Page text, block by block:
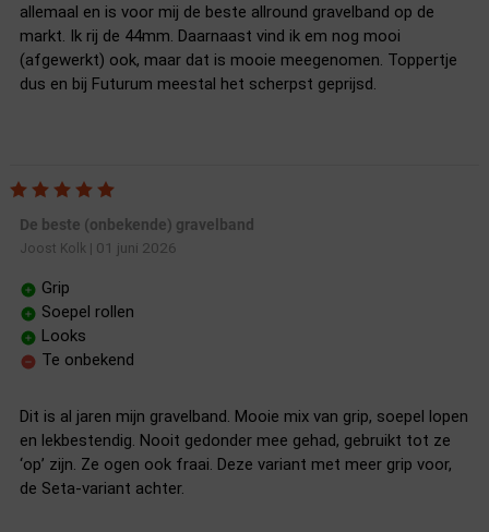
allemaal en is voor mij de beste allround gravelband op de
markt. Ik rij de 44mm. Daarnaast vind ik em nog mooi
(afgewerkt) ook, maar dat is mooie meegenomen. Toppertje
dus en bij Futurum meestal het scherpst geprijsd.
De beste (onbekende) gravelband
Joost Kolk| 01 juni 2026
Grip
Soepel rollen
Looks
Te onbekend
Dit is al jaren mijn gravelband. Mooie mix van grip, soepel lopen
en lekbestendig. Nooit gedonder mee gehad, gebruikt tot ze
‘op’ zijn. Ze ogen ook fraai. Deze variant met meer grip voor,
de Seta-variant achter.